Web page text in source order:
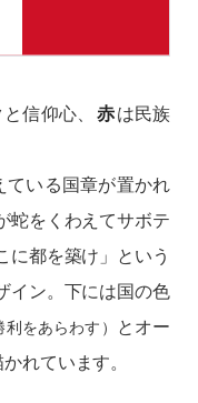
信仰心、 赤は民族
ている国章が置かれ
蛇をくわえてサボテ
に都を築け」という
イン。下には国の色
をあらわす） とオー
れています。